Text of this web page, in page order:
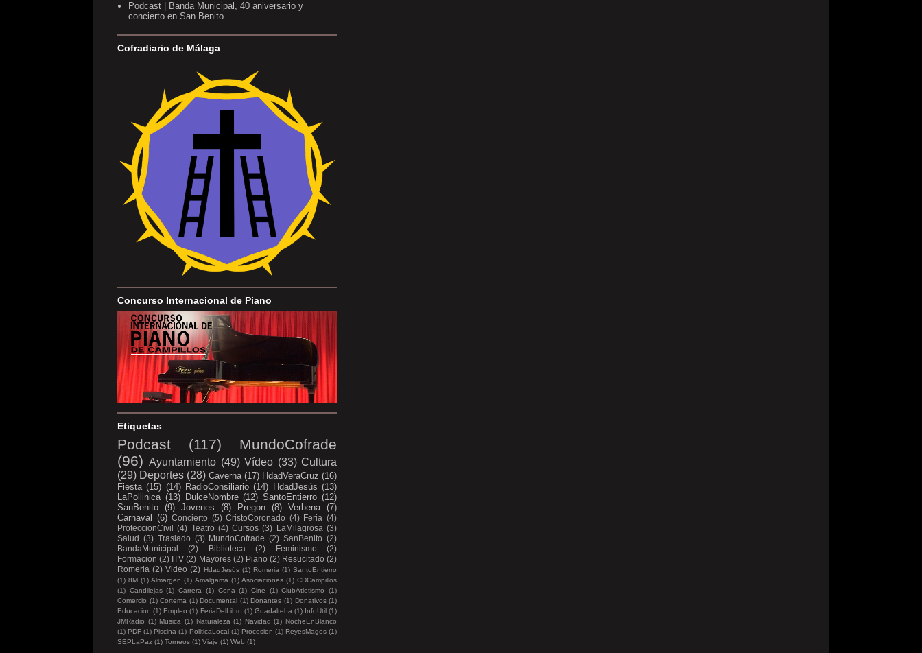
Podcast | Banda Municipal, 40 aniversario y
concierto en San Benito
Cofradiario de Málaga
Concurso Internacional de Piano
Etiquetas
Podcast (117)
MundoCofrade
(96) Ayuntamiento (49) Vídeo (33) Cultura
(29) Deportes (28) Caverna (17) HdadVeraCruz (16)
Fiesta (15) (14) RadioConsiliario (14) HdadJesús (13)
LaPollinica (13) DulceNombre (12) SantoEntierro (12)
SanBenito (9) Jovenes (8) Pregon (8) Verbena (7)
Carnaval (6) Concierto (5) CristoCoronado (4) Feria (4)
ProteccionCivil (4) Teatro (4) Cursos (3) LaMilagrosa (3)
Salud (3) Traslado (3) MundoCofrade (2) SanBenito (2)
BandaMunicipal
(2) Biblioteca (2) Feminismo
(2)
Formacion (2) ITV (2) Mayores (2) Piano (2) Resucitado (2)
Romeria (2) Video (2) HdadJesús (1) Romeria (1) SantoEntierro
(1) 8M (1) Almargen (1) Amalgama (1) Asociaciones (1) CDCampillos
(1) Candilejas (1) Carrera (1) Cena (1) Cine (1) ClubAtletismo
(1)
Comercio (1) Cortema (1) Documental (1) Donantes (1) Donativos (1)
Educacion (1) Empleo (1) FeriaDelLibro (1) Guadalteba (1) InfoUtil (1)
JMRadio (1) Musica (1) Naturaleza (1) Navidad (1) NocheEnBlanco
(1) PDF (1) Piscina (1) PoliticaLocal (1) Procesion (1) ReyesMagos (1)
SEPLaPaz (1) Torneos (1) Viaje (1) Web (1)